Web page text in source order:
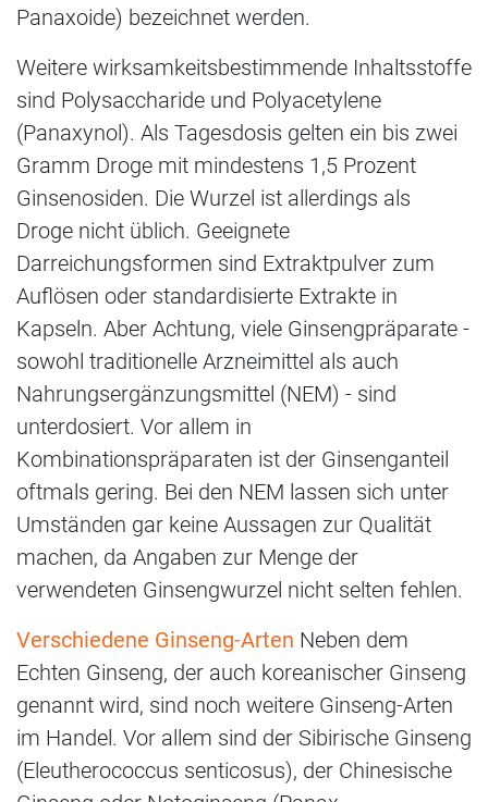
Panaxoide) bezeichnet werden.
Weitere wirksamkeitsbestimmende Inhaltsstoffe
sind Polysaccharide und Polyacetylene
(Panaxynol). Als Tagesdosis gelten ein bis zwei
Gramm Droge mit mindestens 1,5 Prozent
Ginsenosiden. Die Wurzel ist allerdings als
Droge nicht üblich. Geeignete
Darreichungsformen sind Extraktpulver zum
Auflösen oder standardisierte Extrakte in
Kapseln. Aber Achtung, viele Ginsengpräparate -
sowohl traditionelle Arzneimittel als auch
Nahrungsergänzungsmittel (NEM) - sind
unterdosiert. Vor allem in
Kombinationspräparaten ist der Ginsenganteil
oftmals gering. Bei den NEM lassen sich unter
Umständen gar keine Aussagen zur Qualität
machen, da Angaben zur Menge der
verwendeten Ginsengwurzel nicht selten fehlen.
Verschiedene Ginseng-Arten Neben dem
Echten Ginseng, der auch koreanischer Ginseng
genannt wird, sind noch weitere Ginseng-Arten
im Handel. Vor allem sind der Sibirische Ginseng
(Eleutherococcus senticosus), der Chinesische